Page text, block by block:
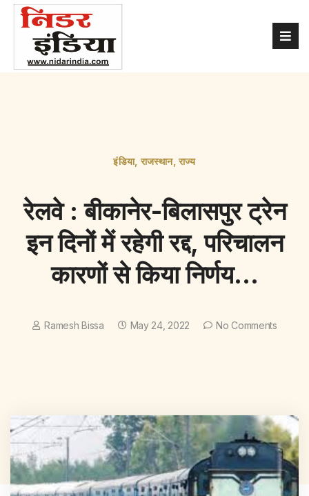
इंडिया,राजस्थान,राज्य
रेलवे : बीकानेर-बिलासपुर ट्रेन
इन दिनों में रहेगी रद्द, परिचालन
कारणों से किया निर्णय…
Ramesh Bissa May 24, 2022 No Comments